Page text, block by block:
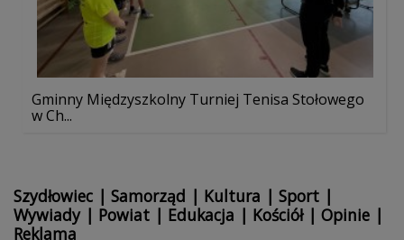
Gminny Międzyszkolny Turniej Tenisa Stołowego
w Ch...
Szydłowiec | Samorząd | Kultura | Sport |
Wywiady| Powiat | Edukacja | Kościół| Opinie |
Reklama